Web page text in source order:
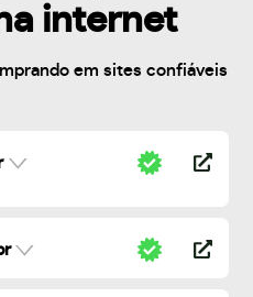
internet
em sites confiáveis